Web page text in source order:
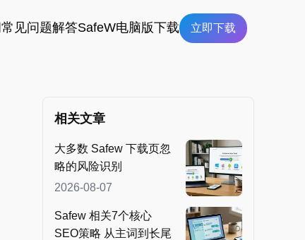
常见问题解答SafeW电脑版下载 立即下载
相关文章
大多数 Safew 下载页忽
略的风险识别
2026-08-07
Safew 相关7个核心
SEO策略 从主词到长尾